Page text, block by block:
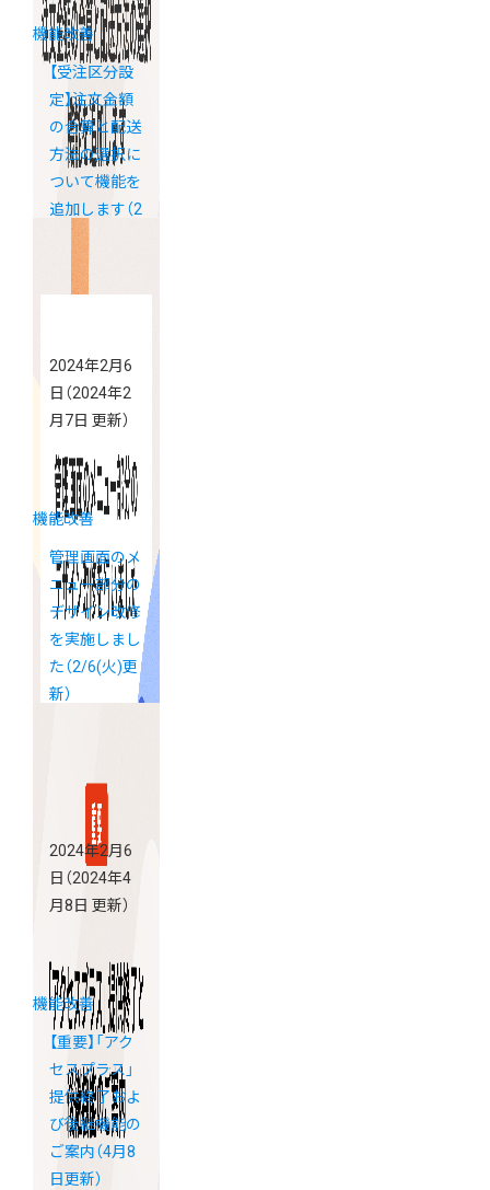
機能改善
【受注区分設
定】注文金額
の合算と配送
方法の選択に
ついて機能を
追加します（2
月26日更新）
2024年2月6
日 （2024年2
月7日 更新）
機能改善
管理画面のメ
ニュー部分の
デザイン改修
を実施しまし
た（2/6(火)更
新）
2024年2月6
日 （2024年4
月8日 更新）
機能改善
【重要】「アク
セスプラス」
提供終了およ
び後継機能の
ご案内（4月8
日更新）